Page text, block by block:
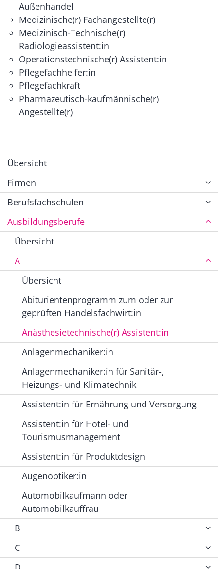
Außenhandel
Medizinische(r) Fachangestellte(r)
Medizinisch-Technische(r)
Radiologieassistent:in
Operationstechnische(r) Assistent:in
Pflegefachhelfer:in
Pflegefachkraft
Pharmazeutisch-kaufmännische(r)
Angestellte(r)
Übersicht
Firmen
Berufsfachschulen
Ausbildungsberufe
Übersicht
A
Übersicht
Abiturientenprogramm zum oder zur
geprüften Handelsfachwirt:in
Anästhesietechnische(r) Assistent:in
Anlagenmechaniker:in
Anlagenmechaniker:in für Sanitär-,
Heizungs- und Klimatechnik
Assistent:in für Ernährung und Versorgung
Assistent:in für Hotel- und
Tourismusmanagement
Assistent:in für Produktdesign
Augenoptiker:in
Automobilkaufmann oder
Automobilkauffrau
B
C